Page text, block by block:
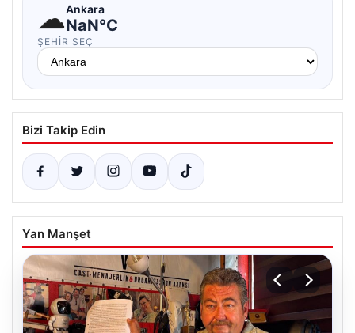
☁Ankara
NaN°C
ŞEHIR SEÇ
Bizi Takip Edin
Yan Manşet